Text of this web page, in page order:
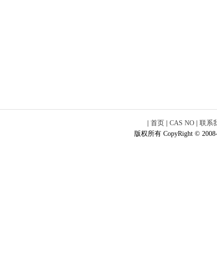
| 首页 | CAS NO | 联系
版权所有 CopyRight ©